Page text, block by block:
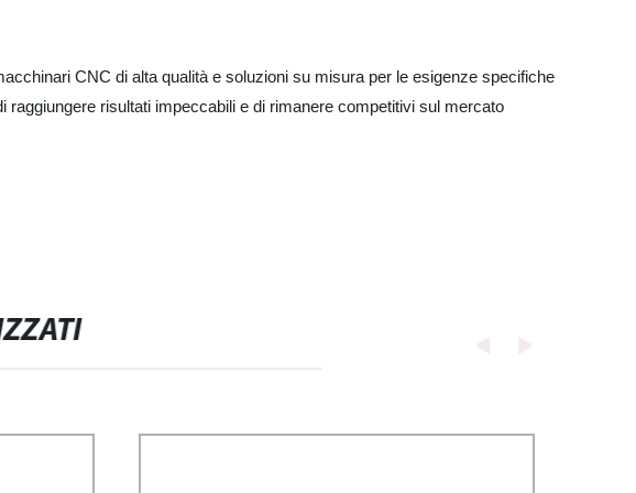
CNC di alta qualità e soluzioni su misura per le esigenze specifiche
risultati impeccabili e di rimanere competitivi sul mercato